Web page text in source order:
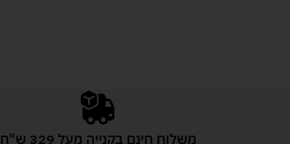
משלוח חינם בקנייה מעל 329 ש"ח